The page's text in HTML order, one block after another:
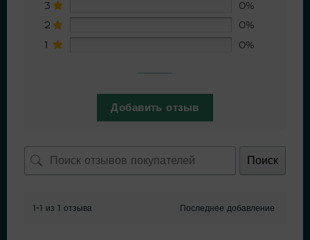
3
0%
2
0%
1
0%
Добавить отзыв
Поиск
1-1 из 1 отзыва